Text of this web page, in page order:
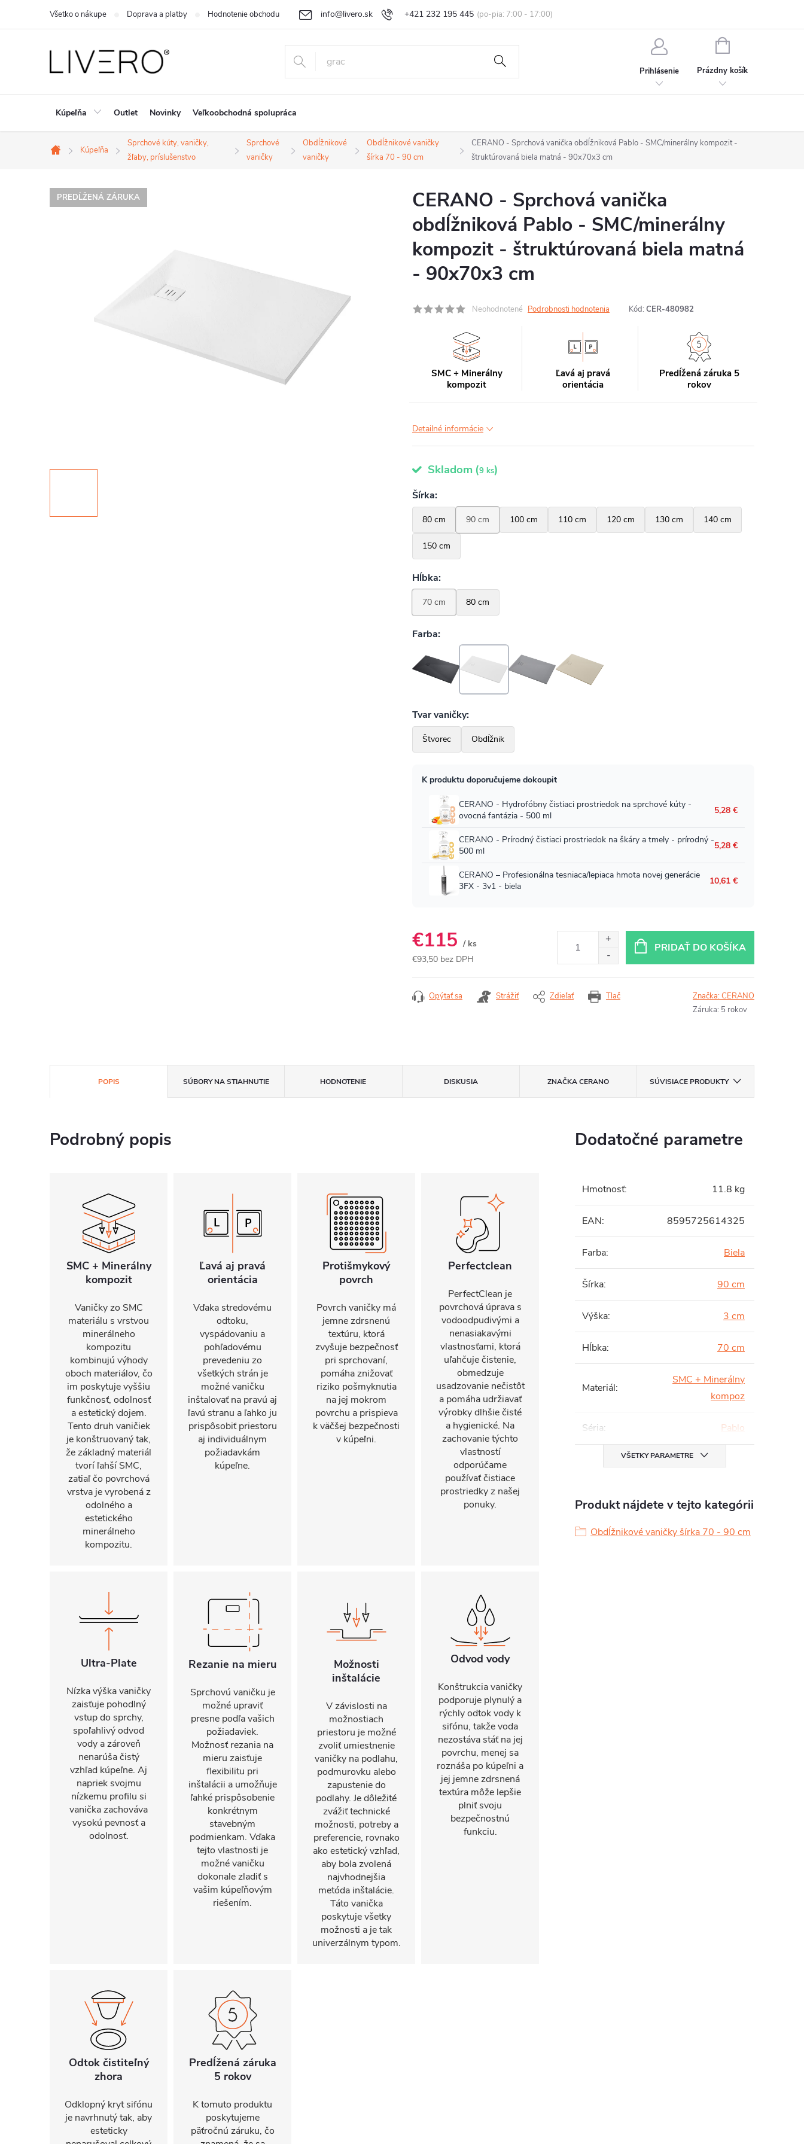
+421 232 195 445
info@livero.sk
Všetko o nákupe Doprava a platby Hodnotenie obchodu Vrátenie tovaru a reklamácia Obchodné podmienky Podmienky ochrany osobných údajov
Prihlásenie
NÁKUPNÝ
Prázdny košík
Kúpeľňa Outlet Novinky Veľkoobchodná spolupráca
Domov
Kúpeľňa
Sprchové kúty, vaničky,
žľaby, príslušenstvo
Sprchové
vaničky
Obdĺžnikové
vaničky
Obdĺžnikové vaničky
šírka 70 - 90 cm
CERANO - Sprchová vanička obdĺžniková Pablo - SMC/minerálny kompozit -
štruktúrovaná biela matná - 90x70x3 cm
PREDĹŽENÁ ZÁRUKA
CERANO - Sprchová vanička
obdĺžniková Pablo - SMC/minerálny
kompozit - štruktúrovaná biela matná
- 90x70x3 cm
Neohodnotené Podrobnosti hodnotenia Kód: CER-480982
SMC + Minerálny
kompozit
Ľavá aj pravá
orientácia
Predĺžená záruka 5
rokov
Detailné informácie
Skladom (9 ks)
€115 / ks
€93,50 bez DPH
PRIDAŤ DO KOŠÍKA
Tlač
Opýtať sa Strážiť Zdieľať Značka:CERANO
Záruka: 5 rokov
POPIS SÚBORY NA STIAHNUTIE HODNOTENIE DISKUSIA ZNAČKACERANO SÚVISIACE PRODUKTY
Podrobný popis
SMC + Minerálny
kompozit
Vaničky zo SMC
materiálu s vrstvou
minerálneho
kompozitu
kombinujú výhody
oboch materiálov, čo
im poskytuje vyššiu
funkčnosť, odolnosť
a estetický dojem.
Tento druh vaničiek
je konštruovaný tak,
že základný materiál
tvorí ľahší SMC,
zatiaľ čo povrchová
vrstva je vyrobená z
odolného a
estetického
minerálneho
kompozitu.
Ľavá aj pravá
orientácia
Vďaka stredovému
odtoku,
vyspádovaniu a
pohľadovému
prevedeniu zo
všetkých strán je
možné vaničku
inštalovať na pravú aj
ľavú stranu a ľahko ju
prispôsobiť priestoru
aj individuálnym
požiadavkám
kúpeľne.
Protišmykový
povrch
Povrch vaničky má
jemne zdrsnenú
textúru, ktorá
zvyšuje bezpečnosť
pri sprchovaní,
pomáha znižovať
riziko pošmyknutia
na jej mokrom
povrchu a prispieva
k väčšej bezpečnosti
v kúpeľni.
Perfectclean
PerfectClean je
povrchová úprava s
vodoodpudivými a
nenasiakavými
vlastnosťami, ktorá
uľahčuje čistenie,
obmedzuje
usadzovanie nečistôt
a pomáha udržiavať
výrobky dlhšie čisté
a hygienické. Na
zachovanie týchto
vlastností
odporúčame
používať čistiace
prostriedky z našej
ponuky.
Ultra-Plate
Nízka výška vaničky
zaisťuje pohodlný
vstup do sprchy,
spoľahlivý odvod
vody a zároveň
nenarúša čistý
vzhľad kúpeľne. Aj
napriek svojmu
nízkemu profilu si
vanička zachováva
vysokú pevnosť a
odolnosť.
Rezanie na mieru
Sprchovú vaničku je
možné upraviť
presne podľa vašich
požiadaviek.
Možnosť rezania na
mieru zaisťuje
flexibilitu pri
inštalácii a umožňuje
ľahké prispôsobenie
konkrétnym
stavebným
podmienkam. Vďaka
tejto vlastnosti je
možné vaničku
dokonale zladiť s
vašim kúpeľňovým
riešením.
Možnosti
inštalácie
V závislosti na
možnostiach
priestoru je možné
zvoliť umiestnenie
vaničky na podlahu,
podmurovku alebo
zapustenie do
podlahy. Je dôležité
zvážiť technické
možnosti, potreby a
preferencie, rovnako
ako estetický vzhľad,
aby bola zvolená
najvhodnejšia
metóda inštalácie.
Táto vanička
poskytuje všetky
možnosti a je tak
univerzálnym typom.
Odvod vody
Konštrukcia vaničky
podporuje plynulý a
rýchly odtok vody k
sifónu, takže voda
nezostáva stáť na jej
povrchu, menej sa
roznáša po kúpeľni a
jej jemne zdrsnená
textúra môže lepšie
plniť svoju
bezpečnostnú
funkciu.
Odtok čistiteľný
zhora
Odklopný kryt sifónu
je navrhnutý tak, aby
esteticky
Predĺžená záruka
5 rokov
K tomuto produktu
poskytujeme
päťročnú záruku, čo
Dodatočné parametre
Hmotnosť: 11.8 kg
EAN: 8595725614325
Farba: Biela
Šírka: 90 cm
Výška: 3 cm
Hĺbka: 70 cm
Materiál:
SMC + Minerálny
kompoz
Séria: Pablo
VŠETKY PARAMETRE
Produkt nájdete v tejto kategórii
Obdĺžnikové vaničky šírka 70 - 90 cm